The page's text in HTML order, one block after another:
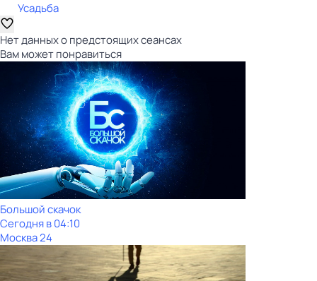
Усадьба
Нет данных о предстоящих сеансах
Вам может понравиться
Большой скачок
Сегодня в 04:10
Москва 24